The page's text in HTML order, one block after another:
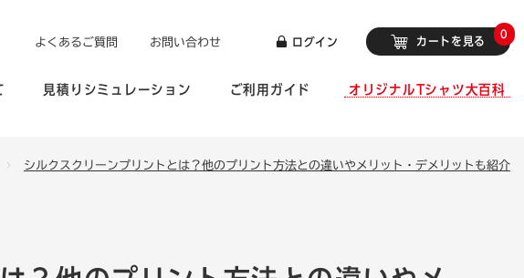
よくあるご質問 お問い合わせ ログイン カートを見る
0
見積りシミュレーション ご利用ガイド オリジナルTシャツ大百科
シルクスクリーンプリントとは？他のプリント方法との違いやメリット・デメリットも紹介